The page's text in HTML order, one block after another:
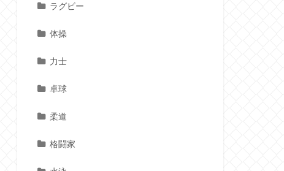
ラグビー
体操
力士
卓球
柔道
格闘家